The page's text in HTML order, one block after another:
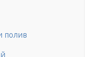
полив